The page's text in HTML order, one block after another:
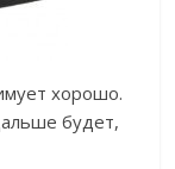
хорошо.
будет,